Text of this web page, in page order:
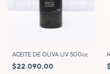
ACEITE DE OLIVA LIV 500cc
$22.090,00